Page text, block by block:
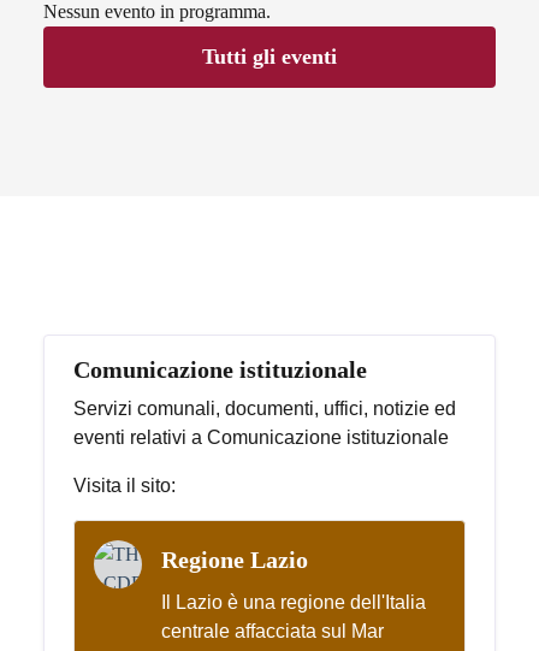
Nessun evento in programma.
Tutti gli eventi
Comunicazione istituzionale
Servizi comunali, documenti, uffici, notizie ed
eventi relativi a Comunicazione istituzionale
Visita il sito:
Regione Lazio
Il Lazio è una regione dell'Italia
centrale affacciata sul Mar